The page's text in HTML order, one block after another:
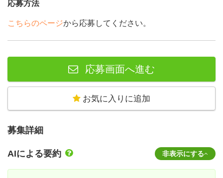
応募方法
こちらのページから応募してください。
応募画面へ進む
お気に入りに追加
募集詳細
AIによる要約 非表示にする